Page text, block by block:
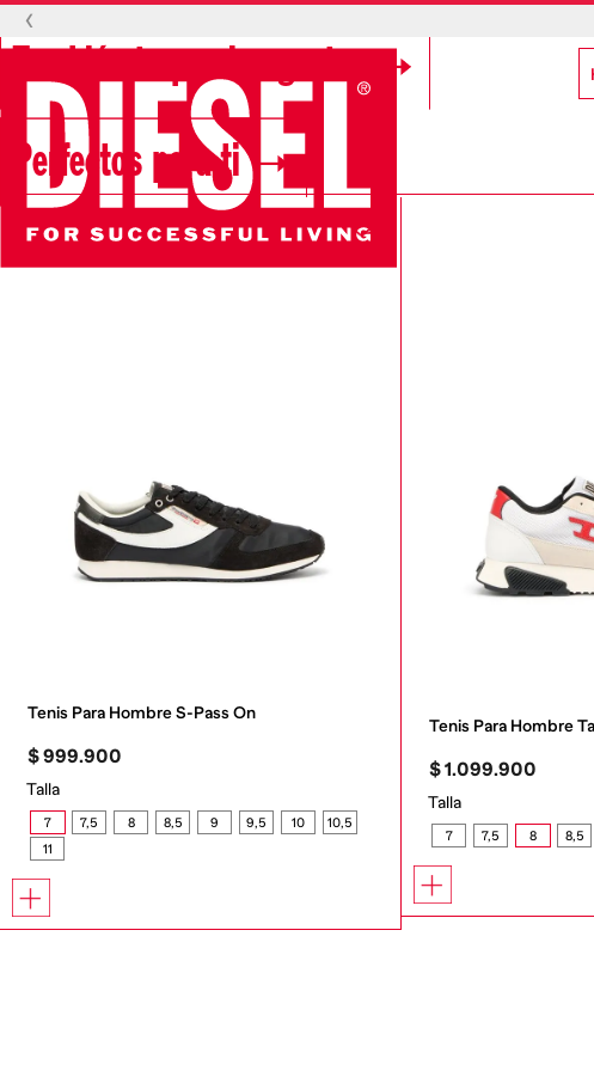
‹
Perfectos para ti
Tenis Para Hombre S-Pass On
$999.900
Talla
7 7,5 8 8,5 9 9,5 10
10,5
11
Tenis Para Hombre
$1.099.900
Talla
7 7,5 8 8,5